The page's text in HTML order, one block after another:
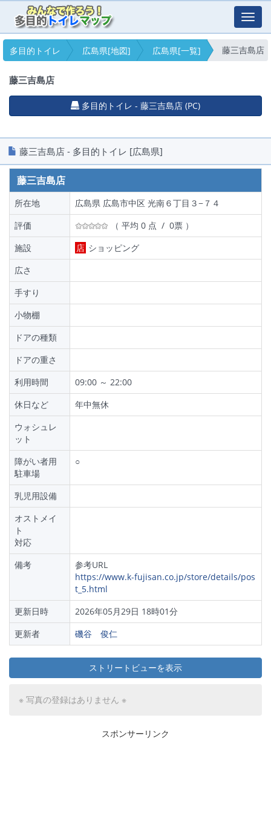
多目的トイレ
広島県[地図] 広島県[一覧] 藤三吉島店
藤三吉島店
多目的トイレ - 藤三吉島店 (PC)
藤三吉島店 - 多目的トイレ [広島県]
藤三吉島店
所在地
広島県 広島市中区 光南６丁目３−７４
評価
（ 平均 0 点 / 0票 ）
施設
店 ショッピング
広さ
手すり
小物棚
ドアの種類
ドアの重さ
利用時間
09:00 ～ 22:00
休日など
年中無休
ウォシュレ
ット
障がい者用
駐車場
○
乳児用設備
オストメイ
ト
対応
備考
参考URL
https://www.k-fujisan.co.jp/store/details/pos
t_5.html
更新日時
2026年05月29日 18時01分
更新者
磯谷 俊仁
ストリートビューを表示
※ 写真の登録はありません ※
スポンサーリンク